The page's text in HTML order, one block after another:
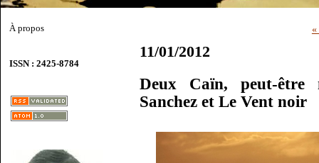
À propos
ISSN : 2425-8784
«
11/01/2012
Deux Caïn, peut-
Sanchez et Le Vent noir